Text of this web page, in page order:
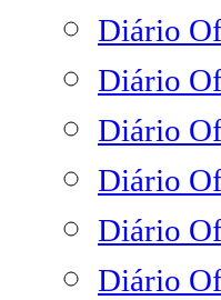
Diário
Diário
Diário
Diário
Diário
Diário